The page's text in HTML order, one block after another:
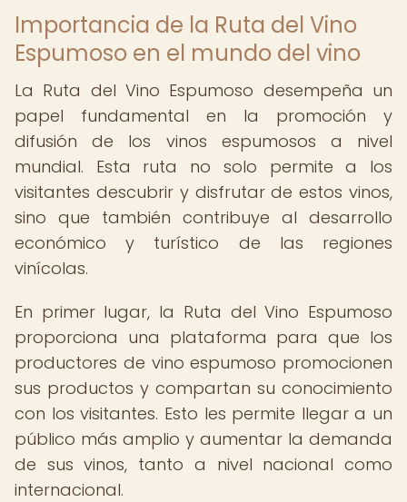
Importancia de la Ruta del Vino
Espumoso en el mundo del vino
La Ruta del Vino Espumoso desempeña un
papel fundamental en la promoción y
difusión de los vinos espumosos a nivel
mundial. Esta ruta no solo permite a los
visitantes descubrir y disfrutar de estos vinos,
sino que también contribuye al desarrollo
económico y turístico de las regiones
vinícolas.
En primer lugar, la Ruta del Vino Espumoso
proporciona una plataforma para que los
productores de vino espumoso promocionen
sus productos y compartan su conocimiento
con los visitantes. Esto les permite llegar a un
público más amplio y aumentar la demanda
de sus vinos, tanto a nivel nacional como
internacional.